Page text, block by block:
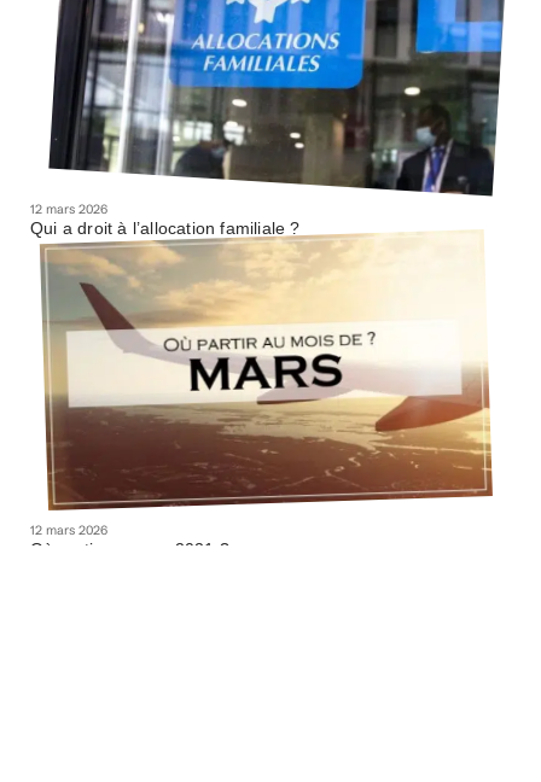
12 mars 2026
Qui a droit à l’allocation familiale ?
12 mars 2026
Où partir en mars 2021 ?